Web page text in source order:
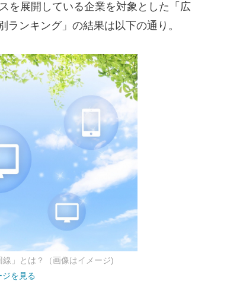
を展開している企業を対象とした「広
ンキング」の結果は以下の通り。
」とは？（画像はイメージ)
を見る